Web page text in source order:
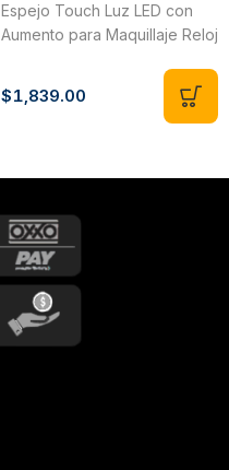
Espejo Touch Luz LED con
Aumento para Maquillaje Reloj
Temperatura 80X60 CM
EL8060P
$1,839.00